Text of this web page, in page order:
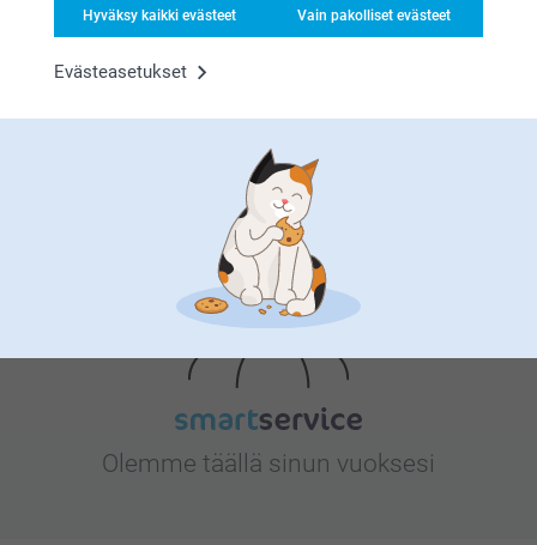
Hyväksy kaikki evästeet Vain pakolliset evästeet
Evästeasetukset
Bonusta kaikista tilauksista
Etsitkö inspiraatiota?
Olemme täällä sinun vuoksesi